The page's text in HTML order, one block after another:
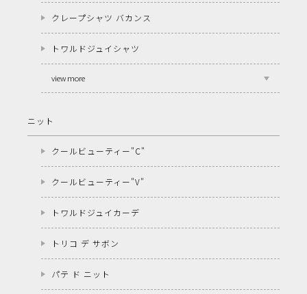
クレープシャツ バカンス
トワルドジュイシャツ
view more
ニット
クールビューティー"C"
クールビューティー"V"
トワルドジュイカーデ
トリコ デ サボン
パテ ド ニット